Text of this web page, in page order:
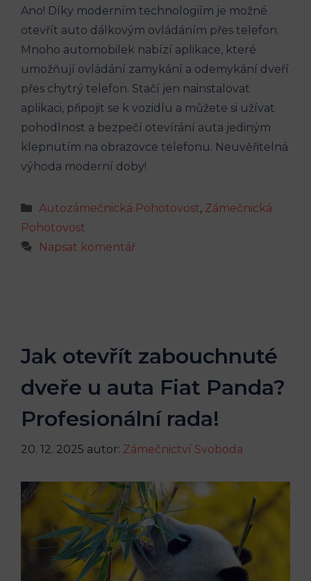
Ano! Díky moderním technologiím je možné
otevřít auto dálkovým ovládáním přes telefon.
Mnoho automobilek nabízí aplikace, které
umožňují ovládání zamykání a odemykání dveří
přes chytrý telefon. Stačí jen nainstalovat
aplikaci, připojit se k vozidlu a můžete si užívat
pohodlnost a bezpečí otevírání auta jediným
klepnutím na obrazovce telefonu. Neuvěřitelná
výhoda moderní doby!
Rubriky
Autozámečnická Pohotovost, Zámečnická
Pohotovost
Napsat komentář
Jak otevřít zabouchnuté
dveře u auta Fiat Panda?
Profesionální rada!
20. 12. 2025 autor: Zámečnictví Svoboda